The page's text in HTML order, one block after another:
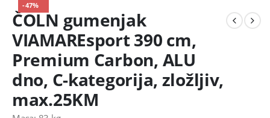
-47%
ČOLN gumenjak
VIAMAREsport 390 cm,
Premium Carbon, ALU
dno, C-kategorija, zložljiv,
max.25KM